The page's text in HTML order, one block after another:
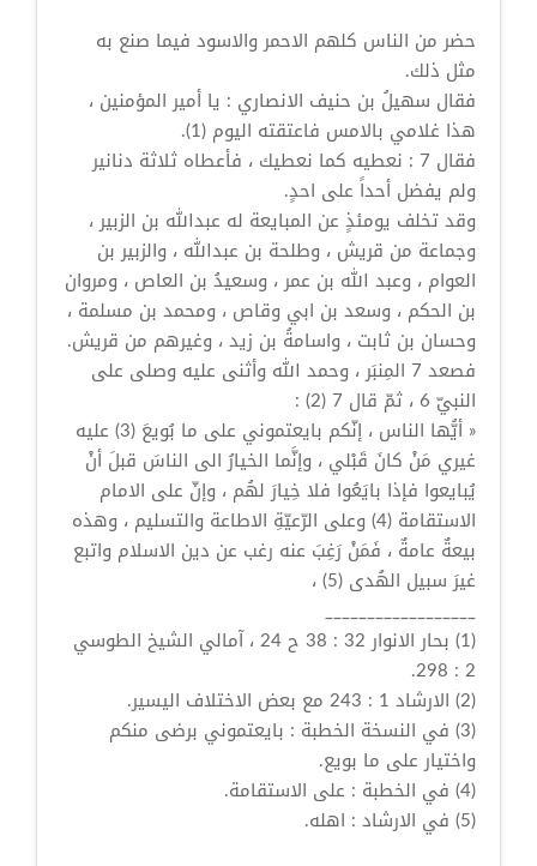
حضر من الناس كلهم الاحمر والاسود فيما صنع به
مثل ذلك.
فقال سهيلُ بن حنيف الانصاري : يا أمير المؤمنين ،
هذا غلامي بالامس فاعتقته اليوم (1).
فقال 7 : نعطيه كما نعطيك ، فأعطاه ثلاثة دنانير
ولم يفضل أحداً على احدٍ.
وقد تخلف يومئذٍ عن المبايعة له عبدالله بن الزبير ،
وجماعة من قريش ، وطلحة بن عبدالله ، والزبير بن
العوام ، وعبد الله بن عمر ، وسعيدُ بن العاص ، ومروان
بن الحكم ، وسعد بن ابي وقاص ، ومحمد بن مسلمة ،
وحسان بن ثابت ، واسامةُ بن زيد ، وغيرهم من قريش.
فصعد 7 المِنبَر ، وحمد الله وأثنى عليه وصلى على
النبيّ 6 ، ثمّ قال 7 (2) :
« أيُّها الناس ، إنّكم بايعتموني على ما بُويعَ (3) عليه
غيري مَنْ كانَ قَبْلي ، وإنَّما الخيارُ الى الناسَ قبلَ أنْ
يُبايعوا فإذا بايَعُوا فلا خِيارَ لهُم ، وإنّ على الامام
الاستقامة (4) وعلى الرّعيّةِ الاطاعة والتسليم ، وهذه
بيعةٌ عامةٌ ، فَمَنْ رَغِبَ عنه رغب عن دين الاسلام واتبع
غيرَ سبيل الهُدى (5) ،
__________________
(1) بحار الانوار 32 : 38 ح 24 ، آمالي الشيخ الطوسي
2 : 298.
(2) الارشاد 1 : 243 مع بعض الاختلاف اليسير.
(3) في النسخة الخطبة : بايعتموني برضى منكم
واختيار على ما بويع.
(4) في الخطبة : على الاستقامة.
(5) في الارشاد : اهله.